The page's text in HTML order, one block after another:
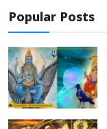
Popular Posts